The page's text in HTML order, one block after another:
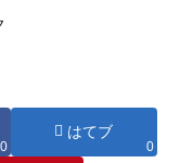
0
はてブ
0